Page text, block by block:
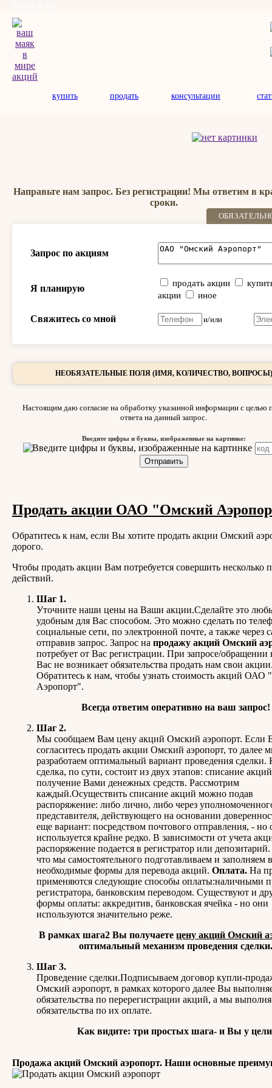
купить продать консультации
Направьте нам запрос. Без регистрации! Мы ответим в
сроки.
Запрос по акциям
Я планирую продать акции
акции
иное
Свяжитесь со мной и/или
НЕОБЯЗАТЕЛЬНЫЕ ПОЛЯ (ИМЯ, КОЛИЧЕСТВО, ВОПРОСЫ)
Настоящим даю согласие на обработку указанной информации с целью
ответа на данный запрос.
Введите цифры и буквы, изображенные на картинке:
Продать акции ОАО "Омский
Обратитесь к нам, если Вы хотите продать акции Омский
дорого.
Чтобы продать акции Вам потребуется совершить несколько
действий.
Шаг 1.
Уточните наши цены на Ваши акции.Сделайте это
удобным для Вас способом. Это можно сделать по
социальные сети, по электронной почте, а также через
отправив запрос. Запрос на продажу акций Омский
потребует от Вас регистрации. При запросе/обращении
Вас не возникает обязательства продать нам свои
Обратитесь к нам, чтобы узнать стоимость акций ОАО
Аэропорт".
Всегда ответим оперативно на ваш запрос!
Шаг 2.
Мы сообщаем Вам цену акций Омский аэропорт. Если
согласитесь продать акции Омский аэропорт, то далее
разработаем оптимальный вариант проведения сделки.
сделка, по сути, состоит из двух этапов: списание
получение Вами денежных средств. Рассмотрим
каждый.Осуществить списание акций можно подав
распоряжение: либо лично, либо через
представителя, действующего на основании
еще вариант: посредством почтового отправления, - но
используется крайне редко. В зависимости от учета
распоряжение подается в регистратор или
что мы самостоятельного подготавливаем и заполняем
необходимые формы для перевода акций. Оплата. На
применяются следующие способы оплаты:наличными
регистратора, банковским переводом. Существуют и
формы оплаты: аккредитив, банковская ячейка - но они
используются значительно реже.
В рамках шага2 Вы получаетецену акций Омский
оптимальный механизм проведения
Шаг 3.
Проведение сделки.Подписываем договор купли-
Омский аэропорт, в рамках которого далее Вы
обязательства по перерегистрации акций, а мы
обязательства по их оплате.
Как видите: три простых шага- и Вы у
Продажа акций Омский аэропорт. Наши основные